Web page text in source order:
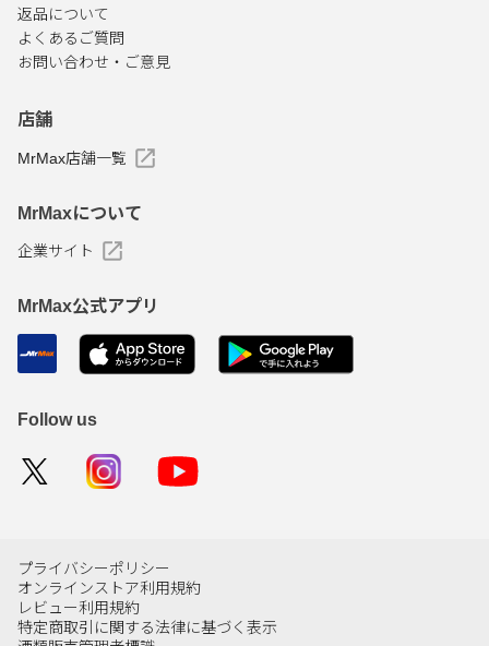
返品について
よくあるご質問
お問い合わせ・ご意見
店舗
MrMax店舗一覧
MrMaxについて
企業サイト
MrMax公式アプリ
Follow us
プライバシーポリシー
オンラインストア利用規約
レビュー利用規約
特定商取引に関する法律に基づく表示